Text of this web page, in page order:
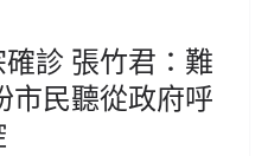
診 張竹君：難
市民聽從政府呼